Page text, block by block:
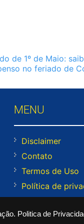
Politica de
de 1º de Maio:
no feriado de
MENU
Disclaimer
Contato
Termos de Uso
Política de